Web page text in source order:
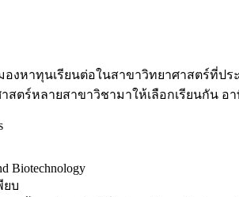
เรียนต่อในสาขาวิทยาศาสตร์ที่ประเทศ
ตร์หลายสาขาวิชามาให้เลือกเรียนกัน อา
Biotechnology
ยบ